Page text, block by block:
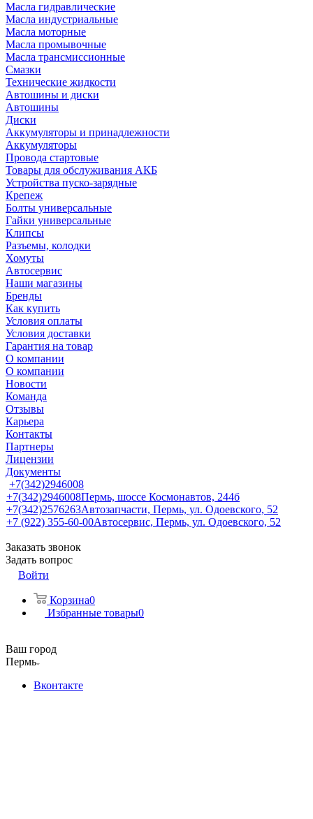
Масла гидравлические
Масла индустриальные
Масла моторные
Масла промывочные
Масла трансмиссионные
Смазки
Технические жидкости
Автошины и диски
Автошины
Диски
Аккумуляторы и принадлежности
Аккумуляторы
Провода стартовые
Товары для обслуживания АКБ
Устройства пуско-зарядные
Крепеж
Болты универсальные
Гайки универсальные
Клипсы
Разъемы, колодки
Хомуты
Автосервис
Наши магазины
Бренды
Как купить
Условия оплаты
Условия доставки
Гарантия на товар
О компании
О компании
Новости
Команда
Отзывы
Карьера
Контакты
Партнеры
Лицензии
Документы
+7(342)2946008
+7(342)2946008Пермь, шоссе Космонавтов, 244б
+7(342)2576263Автозапчасти, Пермь, ул. Одоевского, 52
+7 (922) 355-60-00Автосервис, Пермь, ул. Одоевского, 52
Заказать звонок
Задать вопрос
Войти
Корзина0
Избранные товары0
Ваш город
Пермь
Вконтакте